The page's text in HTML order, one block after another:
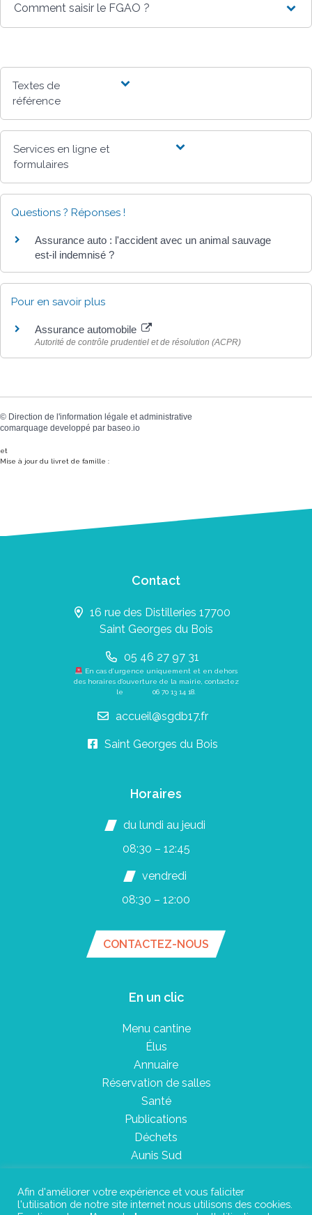
Comment saisir le FGAO ?
Textes de
référence
Services en ligne et
formulaires
Questions ? Réponses !
Assurance auto : l'accident avec un animal sauvage
est-il indemnisé ?
Pour en savoir plus
Assurance automobile
Autorité de contrôle prudentiel et de résolution (ACPR)
© Direction de l'information légale et administrative
comarquage developpé par baseo.io
et
Mise à jour du livret de famille :
Contact
16 rue des Distilleries 17700
Saint Georges du Bois
05 46 27 97 31
En cas d’urgence uniquement et en dehors
des horaires d’ouverture de la mairie, contactez
le 06 70 13 14 18.
accueil@sgdb17.fr
Saint Georges du Bois
Horaires
du lundi au jeudi
08:30 – 12:45
vendredi
08:30 – 12:00
CONTACTEZ-NOUS
En un clic
Menu cantine
Élus
Annuaire
Réservation de salles
Santé
Publications
Déchets
Aunis Sud
Plan du site
Afin d'améliorer votre expérience et vous faliciter
l'utilisation de notre site internet nous utilisons des cookies.